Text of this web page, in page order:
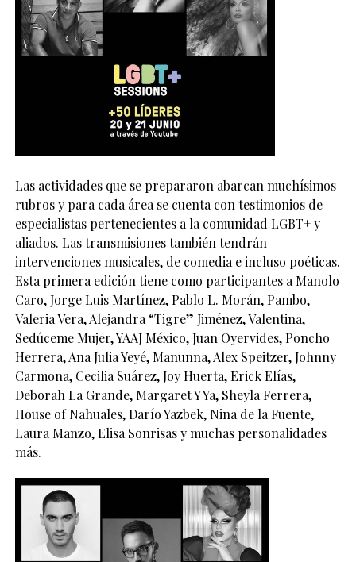
Las actividades que se prepararon abarcan muchísimos
rubros y para cada área se cuenta con testimonios de
especialistas pertenecientes a la comunidad LGBT+ y
aliados. Las transmisiones también tendrán
intervenciones musicales, de comedia e incluso poéticas.
Esta primera edición tiene como participantes a Manolo
Caro, Jorge Luis Martínez, Pablo L. Morán, Pambo,
Valeria Vera, Alejandra “Tigre” Jiménez, Valentina,
Sedúceme Mujer, YAAJ México, Juan Oyervides, Poncho
Herrera, Ana Julia Yeyé, Manunna, Alex Speitzer, Johnny
Carmona, Cecilia Suárez, Joy Huerta, Erick Elías,
Deborah La Grande, Margaret Y Ya, Sheyla Ferrera,
House of Nahuales, Darío Yazbek, Nina de la Fuente,
Laura Manzo, Elisa Sonrisas y muchas personalidades
más.